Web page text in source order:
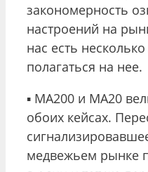
закономерность
настроений на
нас есть
полагаться на нее.
▪️ МА200 и МА20
обоих кейсах.
медвежьем рынке